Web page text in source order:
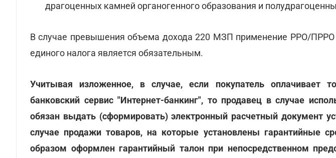
драгоценных камней органогенного образования и
В случае превышения объема дохода 220 МЗП применение РРО/ПРРО
единого налога является обязательным.
Учитывая изложенное, в случае, если покупатель оплачивает
банковский сервис "Интернет-банкинг", то продавец в случае
обязан выдать (сформировать) электронный расчетный документ
случае продажи товаров, на которые установлены гарантийные
образом оформлен гарантийный талон при непосредственном